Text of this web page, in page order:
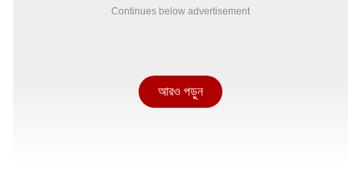
Continues below advertisement
আরও পড়ুন